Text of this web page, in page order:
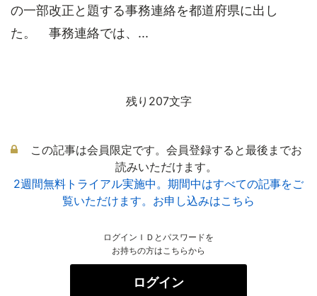
の一部改正と題する事務連絡を都道府県に出し
た。 事務連絡では、...
残り207文字
この記事は会員限定です。会員登録すると最後までお
読みいただけます。
2週間無料トライアル実施中。期間中はすべての記事をご
覧いただけます。お申し込みはこちら
ログインＩＤとパスワードを
お持ちの方はこちらから
ログイン